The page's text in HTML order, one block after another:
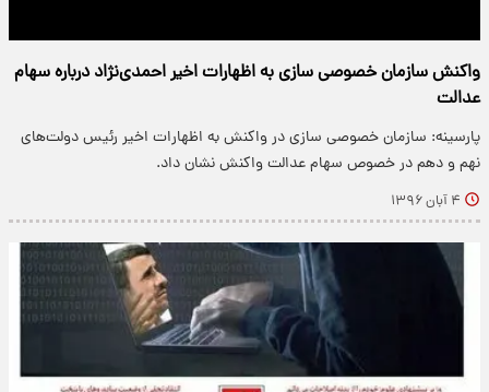
واکنش سازمان خصوصی سازی به اظهارات اخیر احمدی‌نژاد درباره سهام
عدالت
پارسینه: سازمان خصوصی سازی در واکنش به اظهارات اخیر رئیس دولت‌های
نهم و دهم در خصوص سهام عدالت واکنش نشان داد.
۴ آبان ۱۳۹۶